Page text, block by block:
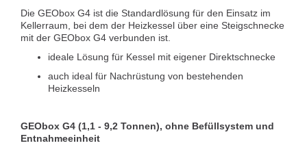
Die GEObox G4 ist die Standardlösung für den Einsatz im
Kellerraum, bei dem der Heizkessel über eine Steigschnecke
mit der GEObox G4 verbunden ist.
ideale Lösung für Kessel mit eigener Direktschnecke
auch ideal für Nachrüstung von bestehenden
Heizkesseln
GEObox G4 (1,1 - 9,2 Tonnen), ohne Befüllsystem und
Entnahmeeinheit